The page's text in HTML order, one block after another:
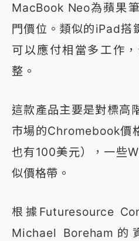
MacBook Neo為蘋果
門價位。類似的iPad搭
可以應付相當多工作
整。
這款產品主要是對標高
市場的Chromebook價
也有100美元），一些
似價格帶。
根據Futuresource
Michael Boreham